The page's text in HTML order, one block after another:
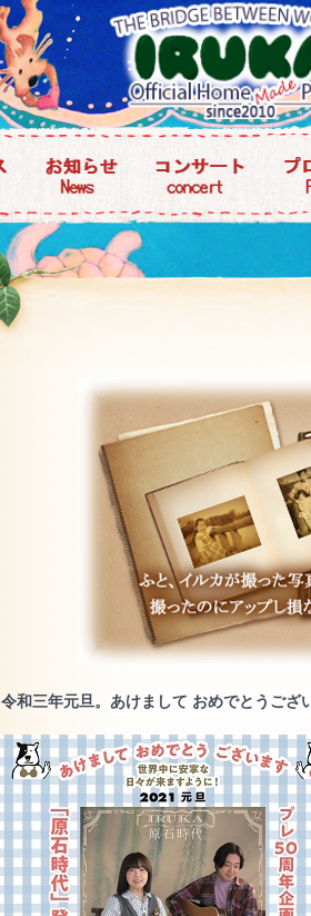
令和三年元旦。あけまして おめでとうござ